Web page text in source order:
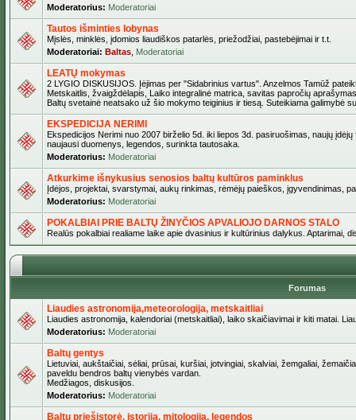
Moderatorius: Moderatoriai
Tautos išminties lobynas
Mįslės, minklės, įdomios liaudiškos patarlės, priežodžiai, pastebėjimai ir t.t.
Moderatoriai: Baltas Moderatoriai
LEATŲ mokymas
2 LYGIO DISKUSIJOS. Įėjimas per "Sidabrinius vartus". Anzelmos Tamūž
Metskaitlis, žvaigždėlapis, Laiko integralinė matrica, savitas papročių
Baltų svetainė neatsako už šio mokymo teiginius ir tiesą. Suteikiama galimybė
EKSPEDICIJA NERIMI
Ekspedicijos Nerimi nuo 2007 birželio 5d. iki liepos 3d. pasiruošimas, naujų
naujausi duomenys, legendos, surinkta tautosaka.
Moderatorius: Moderatoriai
Atkurkime išnykusius senosios baltų kultūros paminklus
Įdėjos, projektai, svarstymai, aukų rinkimas, rėmėjų paieškos, įgyvendinimas,
Moderatorius: Moderatoriai
POKALBIAI PRIE BALTŲ ŽINYČIOS APVALIOJO DARNOS STALO
Realūs pokalbiai realiame laike apie dvasinius ir kultūrinius dalykus. Aptarimai,
Forumas
Liaudies astronomija,meteorologija, metskaitliai
Liaudies astronomija, kalendoriai (metskaitliai), laiko skaičiavimai ir kiti matai.
Moderatorius: Moderatoriai
Baltų gentys
Lietuviai, aukštaičiai, sėliai, prūsai, kuršiai, jotvingiai, skalviai, žemgaliai,
paveldu bendros baltų vienybės vardan.
Medžiagos, diskusijos.
Moderatorius: Moderatoriai
Baltų priešistorė, istorija, mitologija, legendos